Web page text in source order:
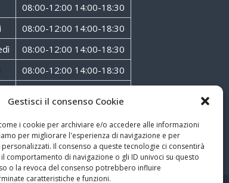
Gestisci il consenso Cookie
i cookie per archiviare e/o accedere alle informazioni
per migliorare l'esperienza di navigazione e per
Il consenso a queste tecnologie ci consentirà
comportamento di navigazione o gli ID univoci su questo
o la revoca del consenso potrebbero influire
caratteristiche e funzioni.
08:00-12:00 14:00-18:30
08:00-12:00 14:00-18:30
08:00-12:00 14:00-18:30
08:00-12:00 14:00-18:30